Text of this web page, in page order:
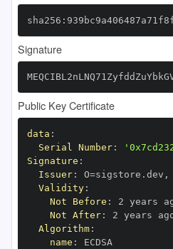
Signature
Public Key Certificate
data :
Serial Number:
Signature :
Issuer: O=sigstore.dev ,
Validity:
Not Before : 2 years
Not After: 2 years
Algorithm:
name :